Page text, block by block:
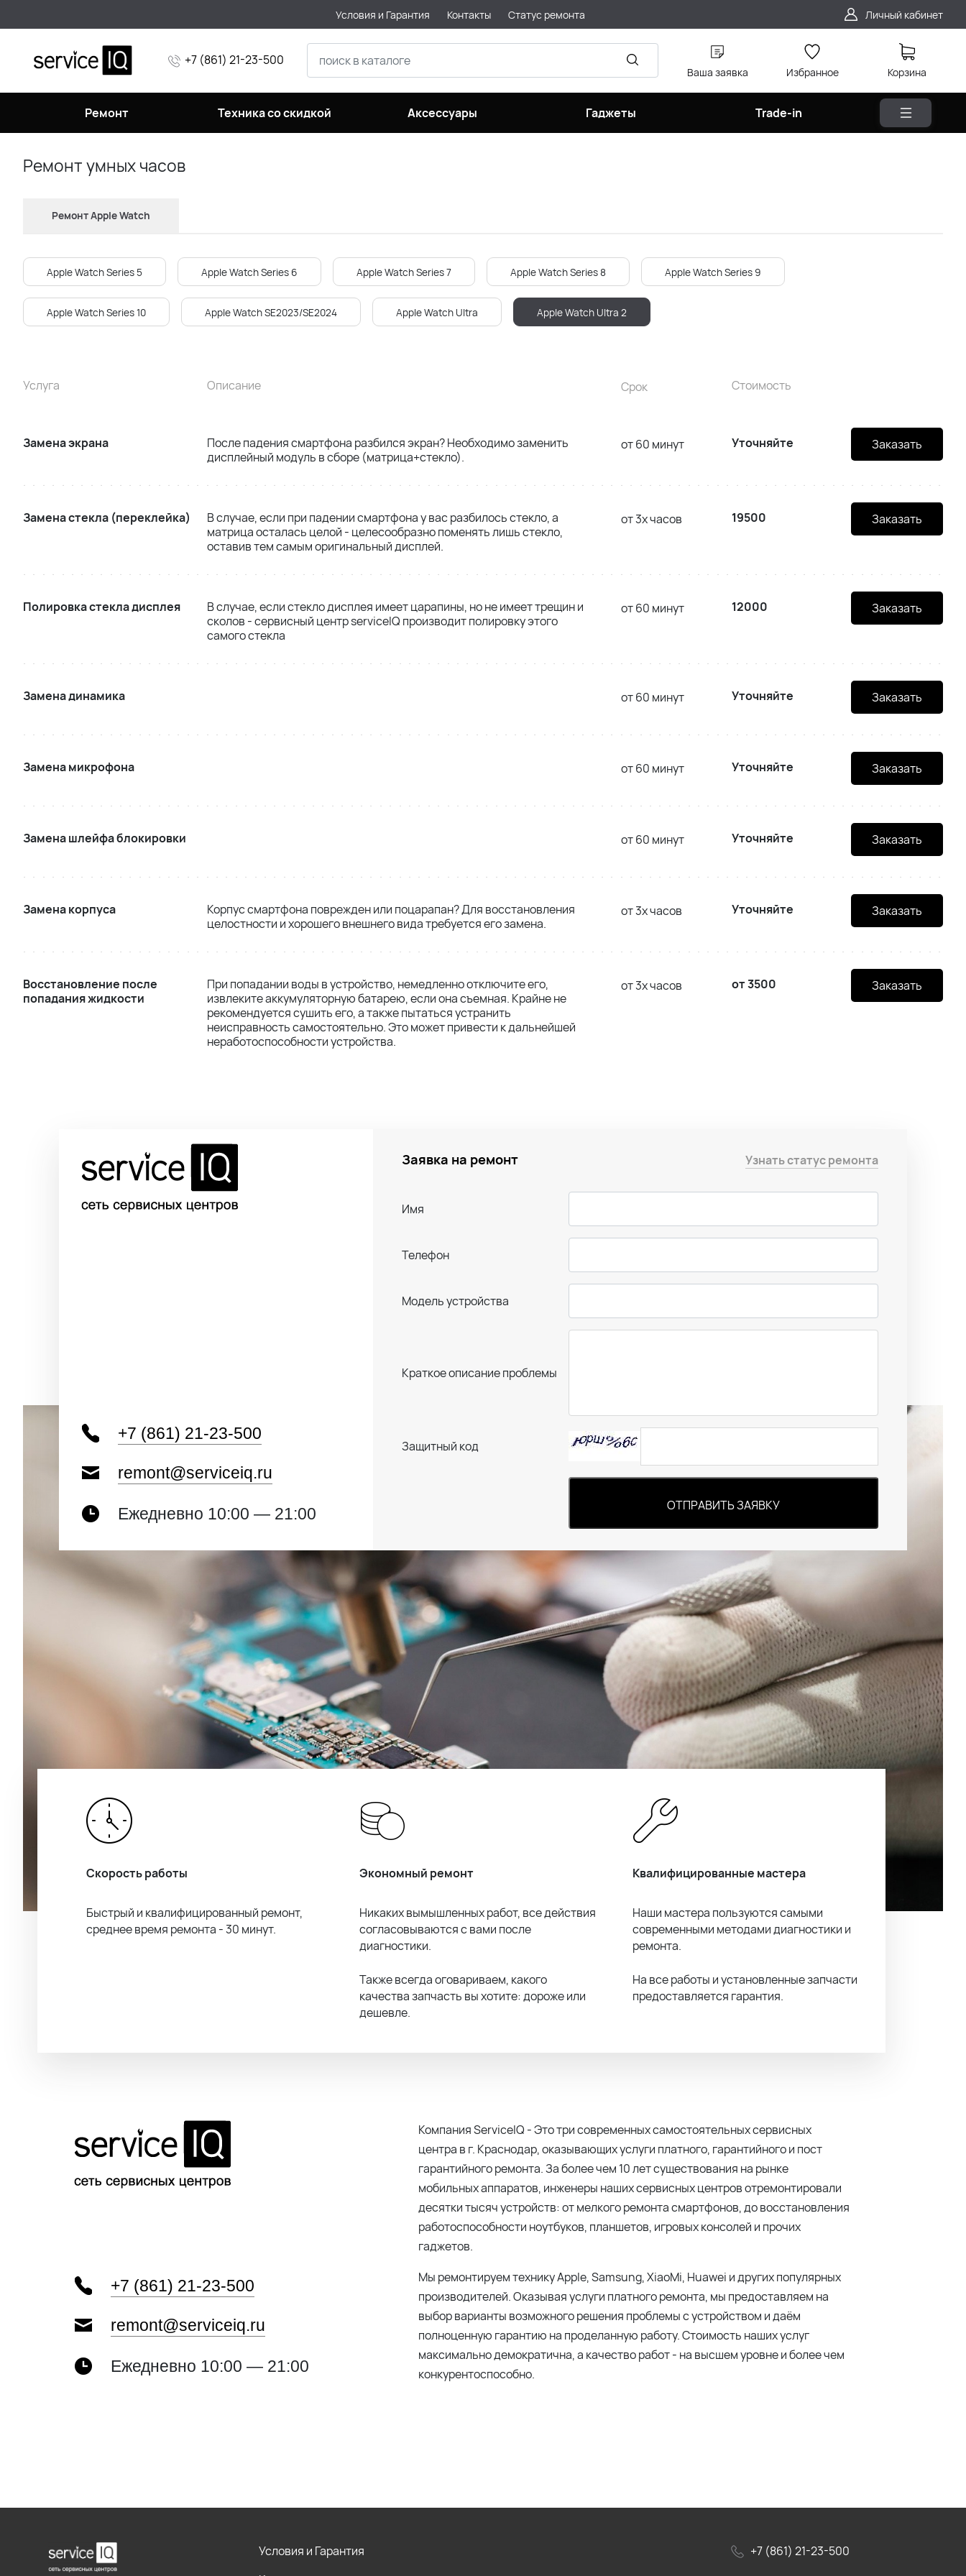
Условия и Гарантия Контакты Статус ремонта Личный кабинет
+7 (861) 21-23-500
Ваша заявка Избранное Корзина
Ремонт Техника со скидкой Аксессуары Гаджеты Trade-in
Ремонт умных часов
Ремонт Apple Watch
Apple Watch Series 5 Apple Watch Series 6 Apple Watch Series 7 Apple Watch Series 8 Apple Watch Series 9
Apple Watch Series 10 Apple Watch SE2023/SE2024 Apple Watch Ultra Apple Watch Ultra 2
Услуга Срок
Описание Стоимость
Замена экрана от 60 минут
После падения смартфона разбился экран? Необходимо заменить
дисплейный модуль в сборе (матрица+стекло).
Уточняйте Заказать
Замена стекла (переклейка) от 3х часов
В случае, если при падении смартфона у вас разбилось стекло, а
матрица осталась целой - целесообразно поменять лишь стекло,
оставив тем самым оригинальный дисплей.
19500 Заказать
Полировка стекла дисплея от 60 минут
В случае, если стекло дисплея имеет царапины, но не имеет трещин и
сколов - сервисный центр serviceIQ производит полировку этого
самого стекла
12000 Заказать
Замена динамика от 60 минут Уточняйте Заказать
Замена микрофона от 60 минут Уточняйте Заказать
Замена шлейфа блокировки от 60 минут Уточняйте Заказать
Замена корпуса от 3х часов
Корпус смартфона поврежден или поцарапан? Для восстановления
целостности и хорошего внешнего вида требуется его замена.
Уточняйте Заказать
Восстановление после
попадания жидкости
от 3х часов
При попадании воды в устройство, немедленно отключите его,
извлеките аккумуляторную батарею, если она съемная. Крайне не
рекомендуется сушить его, а также пытаться устранить
неисправность самостоятельно. Это может привести к дальнейшей
неработоспособности устройства.
от 3500 Заказать
+7 (861) 21-23-500
remont@serviceiq.ru
Ежедневно 10:00 — 21:00
Заявка на ремонт Узнать статус ремонта
Имя
Телефон
Модель устройства
Краткое описание проблемы
Защитный код
ОТПРАВИТЬ ЗАЯВКУ
Скорость работы
Быстрый и квалифицированный ремонт,
среднее время ремонта - 30 минут.
Экономный ремонт
Никаких вымышленных работ, все действия
согласовываются с вами после
диагностики.
Также всегда оговариваем, какого
качества запчасть вы хотите: дороже или
дешевле.
Квалифицированные мастера
Наши мастера пользуются самыми
современными методами диагностики и
ремонта.
На все работы и установленные запчасти
предоставляется гарантия.
+7 (861) 21-23-500
remont@serviceiq.ru
Ежедневно 10:00 — 21:00
Компания ServiceIQ - Это три современных самостоятельных сервисных
центра в г. Краснодар, оказывающих услуги платного, гарантийного и пост
гарантийного ремонта. За более чем 10 лет существования на рынке
мобильных аппаратов, инженеры наших сервисных центров отремонтировали
десятки тысяч устройств: от мелкого ремонта смартфонов, до восстановления
работоспособности ноутбуков, планшетов, игровых консолей и прочих
гаджетов.
Мы ремонтируем технику Apple, Samsung, XiaoMi, Huawei и других популярных
производителей. Оказывая услуги платного ремонта, мы предоставляем на
выбор варианты возможного решения проблемы с устройством и даём
полноценную гарантию на проделанную работу. Стоимость наших услуг
максимально демократична, а качество работ - на высшем уровне и более чем
конкурентоспособно.
+7 (861) 21-23-500
Условия и Гарантия